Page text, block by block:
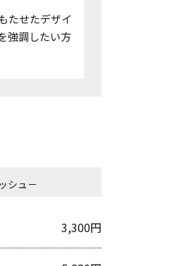
たせたデザイ
強調したい方
シュ－
3,300円